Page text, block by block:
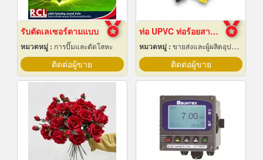
รับตัดเลเซอร์ตามแบบ
หมวดหมู่ : การปั๊มและตัดโลหะ
ติดต่อผู้ขาย
ท่อ UPVC ท่อร้อยสายไฟ ท่อขาว ท่อเหลือง พัทยา ชลบุรี
หมวดหมู่ : ขายส่งและผู้ผลิตอุปกรณ์เครื่องใช้ไฟฟ้า
ติดต่อผู้ขาย